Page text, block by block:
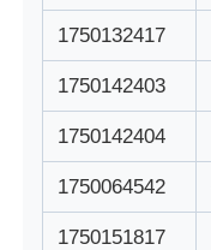
1750132417
1750142403
1750142404
1750064542
1750151817